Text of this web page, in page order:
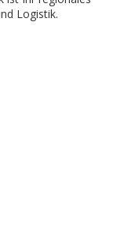
Logistik.